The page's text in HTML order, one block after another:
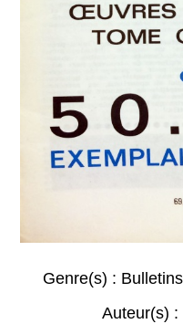
Genre(s) :
Auteur(s) :